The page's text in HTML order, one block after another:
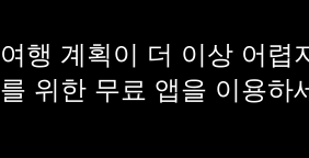
여행 계획이 더 이상 어렵
를 위한 무료 앱을 이용하